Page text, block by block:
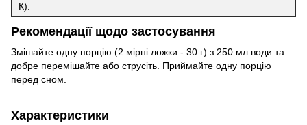
К).
Рекомендації щодо застосування
Змішайте одну порцію (2 мірні ложки - 30 г) з 250 мл води та
добре перемішайте або струсіть. Приймайте одну порцію
перед сном.
Характеристики